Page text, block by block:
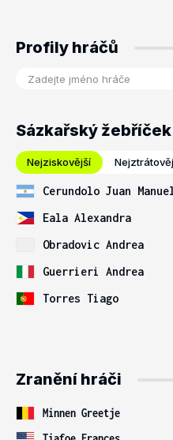
Profily hráčů
Sázkařský žebříček
Nejziskovější
Cerundolo Juan
Eala Alexandra
Obradovic Andrea
Guerrieri Andrea
Torres Tiago
Zranění hráči
Minnen Greetje